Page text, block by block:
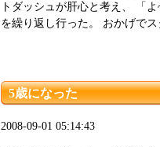
トダッシュが肝心と考え、 「
を繰り返し行った。 おかげで
5歳になった
2008-09-01 05:14:43